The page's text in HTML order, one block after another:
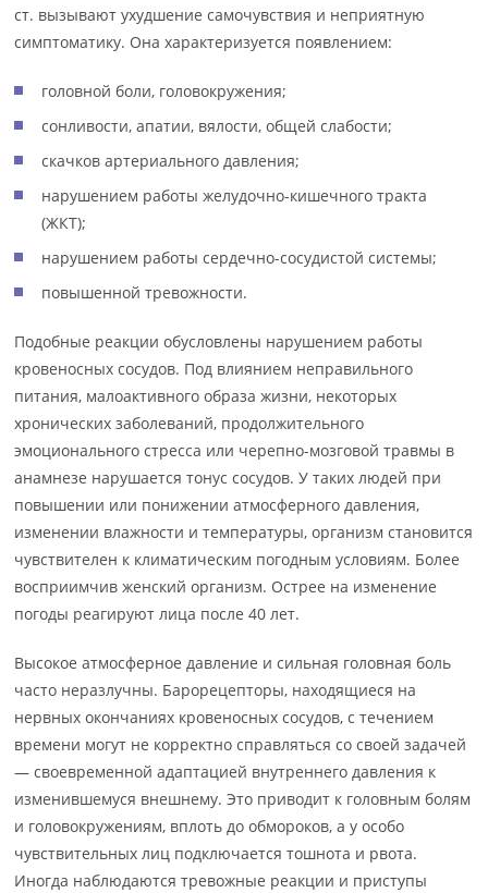
ст. вызывают ухудшение самочувствия и неприятную
симптоматику. Она характеризуется появлением:
головной боли, головокружения;
сонливости, апатии, вялости, общей слабости;
скачков артериального давления;
нарушением работы желудочно-кишечного тракта
(ЖКТ);
нарушением работы сердечно-сосудистой системы;
повышенной тревожности.
Подобные реакции обусловлены нарушением работы
кровеносных сосудов. Под влиянием неправильного
питания, малоактивного образа жизни, некоторых
хронических заболеваний, продолжительного
эмоционального стресса или черепно-мозговой травмы в
анамнезе нарушается тонус сосудов. У таких людей при
повышении или понижении атмосферного давления,
изменении влажности и температуры, организм становится
чувствителен к климатическим погодным условиям. Более
восприимчив женский организм. Острее на изменение
погоды реагируют лица после 40 лет.
Высокое атмосферное давление и сильная головная боль
часто неразлучны. Барорецепторы, находящиеся на
нервных окончаниях кровеносных сосудов, с течением
времени могут не корректно справляться со своей задачей
— своевременной адаптацией внутреннего давления к
изменившемуся внешнему. Это приводит к головным болям
и головокружениям, вплоть до обмороков, а у особо
чувствительных лиц подключается тошнота и рвота.
Иногда наблюдаются тревожные реакции и приступы